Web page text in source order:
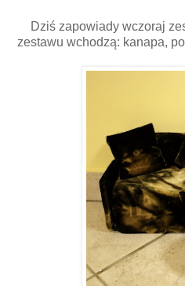
Dziś zapowiady wczoraj
zestawu wchodzą: kanapa,